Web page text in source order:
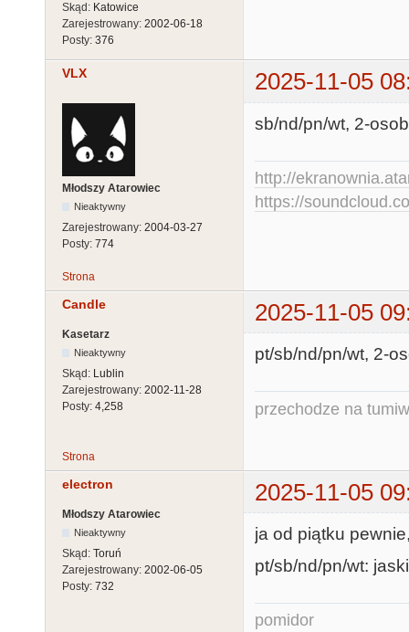
Skąd: Katowice
Zarejestrowany: 2002-06-18
Posty: 376
VLX 2025-11-05
Młodszy Atarowiec
Nieaktywny
Zarejestrowany: 2004-03-27
Posty: 774
sb/nd/pn/wt, 2-
http://
https://
Strona
Candle 2025-11-05
Kasetarz
Nieaktywny
Skąd: Lublin
Zarejestrowany: 2002-11-28
Posty: 4,258
pt/sb/nd/pn/wt, 2-
przechodze na
Strona
electron 2025-11-05
Młodszy Atarowiec
Nieaktywny
Skąd: Toruń
Zarejestrowany: 2002-06-05
Posty: 732
ja od piątku
pt/sb/nd/pn/wt:
pomidor